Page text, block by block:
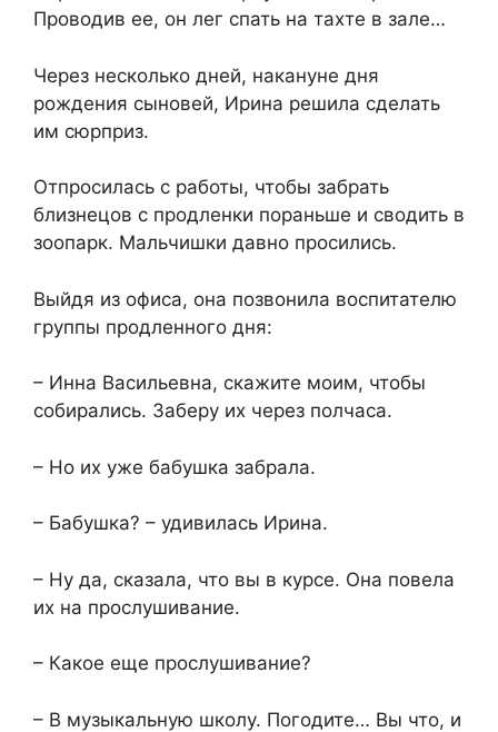
Проводив ее, он лег спать на тахте в зале…
Через несколько дней, накануне дня
рождения сыновей, Ирина решила сделать
им сюрприз.
Отпросилась с работы, чтобы забрать
близнецов с продленки пораньше и сводить в
зоопарк. Мальчишки давно просились.
Выйдя из офиса, она позвонила воспитателю
группы продленного дня:
– Инна Васильевна, скажите моим, чтобы
собирались. Заберу их через полчаса.
– Но их уже бабушка забрала.
– Бабушка? – удивилась Ирина.
– Ну да, сказала, что вы в курсе. Она повела
их на прослушивание.
– Какое еще прослушивание?
– В музыкальную школу. Погодите… Вы что, и